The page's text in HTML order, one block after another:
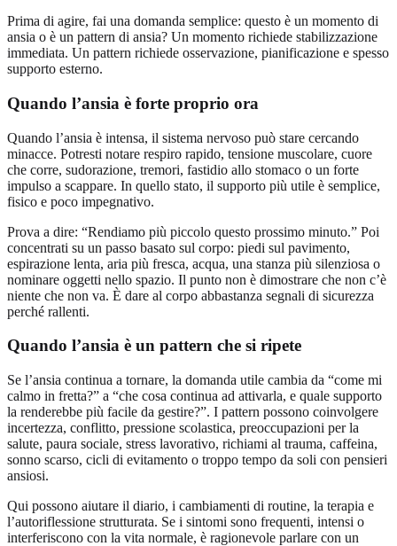
Prima di agire, fai una domanda semplice: questo è un momento di
ansia o è un pattern di ansia? Un momento richiede stabilizzazione
immediata. Un pattern richiede osservazione, pianificazione e spesso
supporto esterno.
Quando l’ansia è forte proprio ora
Quando l’ansia è intensa, il sistema nervoso può stare cercando
minacce. Potresti notare respiro rapido, tensione muscolare, cuore
che corre, sudorazione, tremori, fastidio allo stomaco o un forte
impulso a scappare. In quello stato, il supporto più utile è semplice,
fisico e poco impegnativo.
Prova a dire: “Rendiamo più piccolo questo prossimo minuto.” Poi
concentrati su un passo basato sul corpo: piedi sul pavimento,
espirazione lenta, aria più fresca, acqua, una stanza più silenziosa o
nominare oggetti nello spazio. Il punto non è dimostrare che non c’è
niente che non va. È dare al corpo abbastanza segnali di sicurezza
perché rallenti.
Quando l’ansia è un pattern che si ripete
Se l’ansia continua a tornare, la domanda utile cambia da “come mi
calmo in fretta?” a “che cosa continua ad attivarla, e quale supporto
la renderebbe più facile da gestire?”. I pattern possono coinvolgere
incertezza, conflitto, pressione scolastica, preoccupazioni per la
salute, paura sociale, stress lavorativo, richiami al trauma, caffeina,
sonno scarso, cicli di evitamento o troppo tempo da soli con pensieri
ansiosi.
Qui possono aiutare il diario, i cambiamenti di routine, la terapia e
l’autoriflessione strutturata. Se i sintomi sono frequenti, intensi o
interferiscono con la vita normale, è ragionevole parlare con un